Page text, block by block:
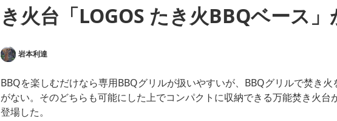
き火台「LOGOS たき火BBQベース」
岩本利達
BBQを楽しむだけなら専用BBQグリルが扱いやすいが、BBQグリルで焚き火
がない。そのどちらも可能にした上でコンパクトに収納できる万能焚き火台
登場した。